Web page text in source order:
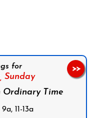
for
Sunday
Ordinary Time
11-13a
>>